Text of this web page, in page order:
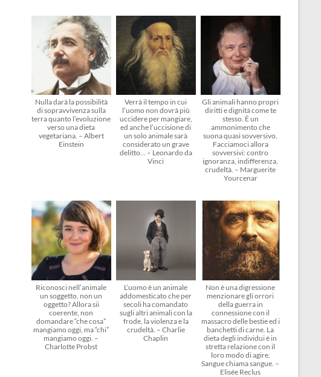
Nulla darà la possibilità
di sopravvivenza sulla
terra quanto l’evoluzione
verso una dieta
vegetariana. – Albert
Einstein
Verrà il tempo in cui
l’uomo non dovrà più
uccidere per mangiare,
ed anche l’uccisione di
un solo animale sarà
considerato un grave
delitto… – Leonardo da
Vinci
Gli animali hanno propri
diritti e dignità come te
stesso. È un
ammonimento che
suona quasi sovversivo.
Facciamoci allora
sovversivi: contro
ignoranza, indifferenza,
crudeltà. – Marguerite
Yourcenar
Riconosci nell’animale
un soggetto, non un
oggetto? Allora sii
coerente, non
domandare “che cosa”
mangiamo oggi, ma “chi”
mangiamo oggi. –
Charlotte Probst
L’uomo è un animale
addomesticato che per
secoli ha comandato
sugli altri animali con la
frode, la violenza e la
crudeltà. – Charlie
Chaplin
Non è una digressione
menzionare gli orrori
della guerra in
connessione con il
massacro delle bestie ed i
banchetti di carne. La
dieta degli individui è in
stretta relazione con il
loro modo di agire.
Sangue chiama sangue. –
Elisée Reclus